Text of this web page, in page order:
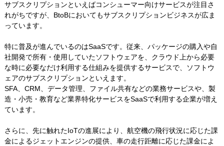
サブスクリプションといえばコンシューマー向けサービスが注目さ
れがちですが、BtoBにおいてもサブスクリプションビジネスが広ま
っています。
特に普及が進んでいるのはSaaSです。従来、パッケージの購入や自
社開発で所有・使用していたソフトウェアを、クラウド上から必要
な時に必要なだけ利用する仕組みを提供するサービスで、ソフトウ
ェアのサブスクリプションといえます。
SFA、CRM、データ管理、ファイル共有などの業務サービスや、製
造・小売・教育など業界特化サービスをSaaSで利用する企業が増え
ています。
さらに、先に触れたIoTの進展により、航空機の飛行状況に応じた課
金によるジェットエンジンの提供、車の走行距離に応じた課金によ